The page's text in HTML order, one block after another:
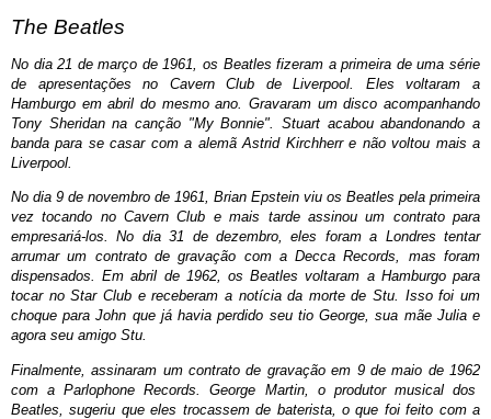
The Beatles
No dia21 de março de 1961 , os Beatles fizeram a primeira de uma série
de apresentações no Cavern Club de Liverpool. Eles voltaram a
Hamburgo em abril do mesmo ano. Gravaram um disco acompanhando
Tony Sheridanna canção "My Bonnie" . Stuart acabou abandonando a
banda para se casar com a alemã Astrid Kirchherr e não voltou mais a
Liverpool.
No dia 9 de novembro de 1961, Brian Epstein viu os Beatles pela primeira
vez tocando no Cavern Club e mais tarde assinou um contrato para
empresariá-los. No dia31 de dezembro, eles foram a Londres tentar
arrumar um contrato de gravação com a Decca Records, mas foram
dispensados. Em abril de 1962, os Beatles voltaram a Hamburgo para
tocar no Star Club e receberam a notícia da morte de Stu. Isso foi um
choque para John que já havia perdido seu tio George, sua mãe Julia e
agora seu amigo Stu.
Finalmente, assinaram um contrato de gravação em 9 de maio de 1962
com aParlophone Records.George Martin, o produtor musical dos
Beatles, sugeriu que eles trocassem de baterista, o que foi feito com a